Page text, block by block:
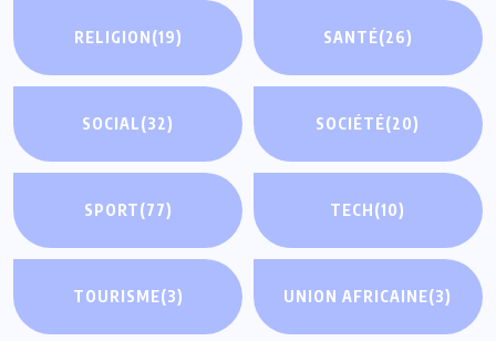
RELIGION(19) SANTÉ(26)
SOCIAL(32) SOCIÉTÉ(20)
SPORT(77) TECH(10)
TOURISME(3) UNION AFRICAINE(3)